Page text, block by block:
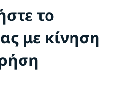
το
με κίνηση